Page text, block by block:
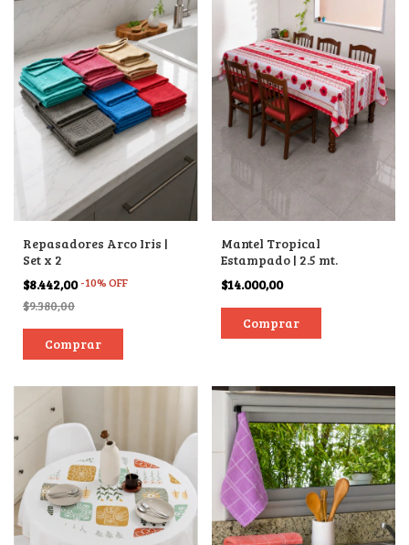
Repasadores Arco Iris |
Set x 2
$8.442,00-10%OFF
$9.380,00
Mantel Tropical
Estampado | 2.5 mt.
$14.000,00